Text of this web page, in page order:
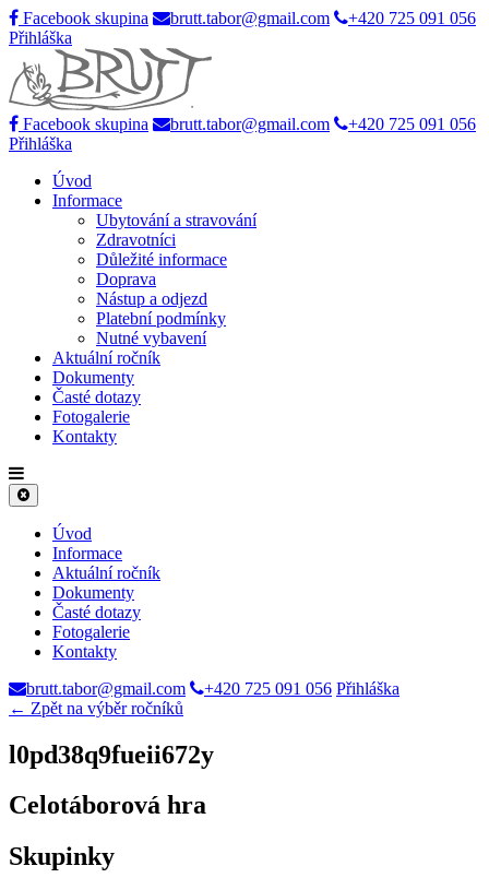
Facebook skupina brutt.tabor@gmail.com
+420 725 091 056
Přihláška
Facebook skupina brutt.tabor@gmail.com
+420 725 091 056
Přihláška
Úvod
Informace
Ubytování a stravování
Zdravotníci
Důležité informace
Doprava
Nástup a odjezd
Platební podmínky
Nutné vybavení
Aktuální ročník
Dokumenty
Časté dotazy
Fotogalerie
Kontakty
Úvod
Informace
Aktuální ročník
Dokumenty
Časté dotazy
Fotogalerie
Kontakty
brutt.tabor@gmail.com
+420 725 091 056 Přihláška
← Zpět na výběr ročníků
l0pd38q9fueii672y
Celotáborová hra
Skupinky